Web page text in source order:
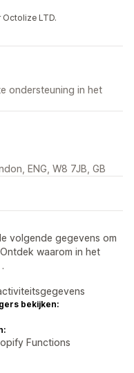
LTD.
ondersteuning in het
ENG, W8 7JB, GB
volgende gegevens om
waarom in het
.
bekijken:
Functions